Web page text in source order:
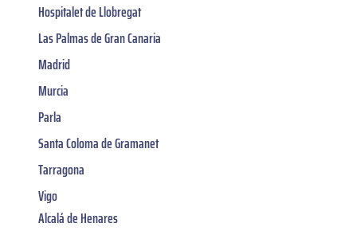
Hospitalet de Llobregat
Las Palmas de Gran Canaria
Madrid
Murcia
Parla
Santa Coloma de Gramanet
Tarragona
Vigo
Alcalá de Henares